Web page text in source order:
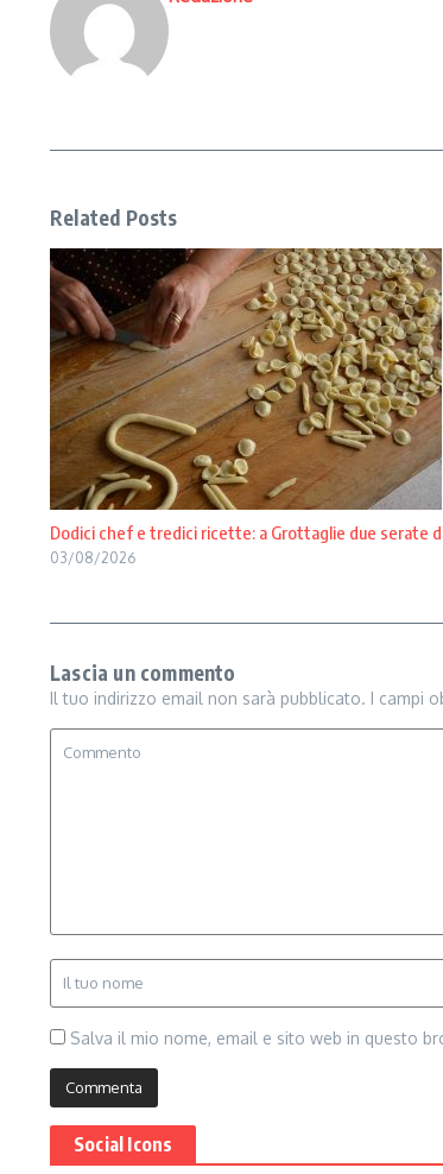
Related Posts
Dodici chef e tredici ricette: a Grottaglie due serate
03/08/2026
Lascia un commento
Il tuo indirizzo email non sarà pubblicato. I campi
Salva il mio nome, email e sito web in questo
Social Icons